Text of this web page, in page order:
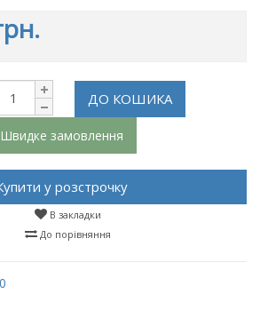
ДО КОШИКА
Швидке замовлення
у розстрочку
В закладки
До порівняння